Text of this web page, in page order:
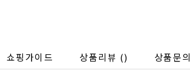
쇼핑가이드 상품리뷰 () 상품문의